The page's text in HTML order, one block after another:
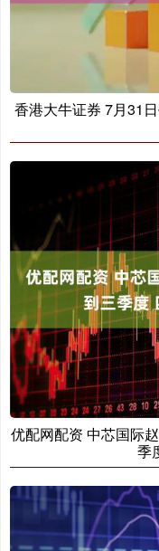
香港大牛证券 7月31
优配网配资 中芯国际
季